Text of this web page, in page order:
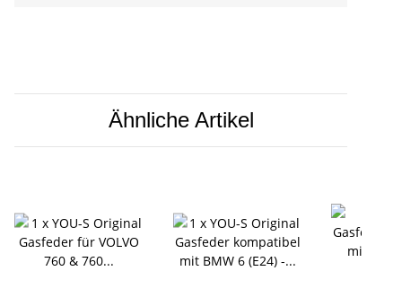
Ähnliche Artikel